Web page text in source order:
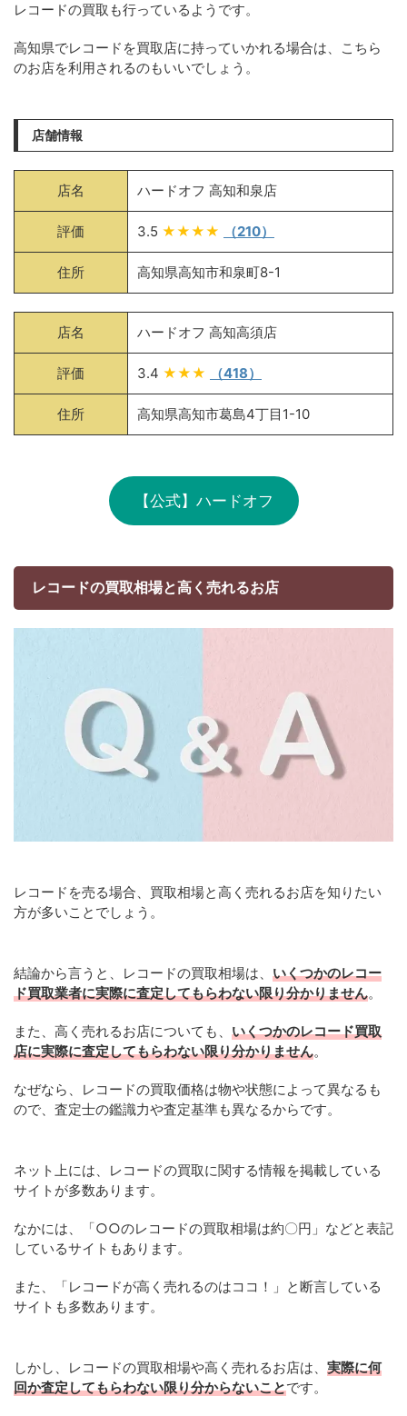
レコードの買取も行っているようです。
高知県でレコードを買取店に持っていかれる場合は、こちら
のお店を利用されるのもいいでしょう。
店舗情報
店名 ハードオフ 高知和泉店
評価 3.5 ★★★★ （210）
住所 高知県高知市和泉町8-1
店名 ハードオフ 高知高須店
評価 3.4 ★★★ （418）
住所 高知県高知市葛島4丁目1-10
【公式】ハードオフ
レコードの買取相場と高く売れるお店
レコードを売る場合、買取相場と高く売れるお店を知りたい
方が多いことでしょう。
結論から言うと、レコードの買取相場は、 いくつかのレコー
ド買取業者に実際に査定してもらわない限り分かりません。
また、高く売れるお店についても、 いくつかのレコード買取
店に実際に査定してもらわない限り分かりません。
なぜなら、レコードの買取価格は物や状態によって異なるも
ので、査定士の鑑識力や査定基準も異なるからです。
ネット上には、レコードの買取に関する情報を掲載している
サイトが多数あります。
なかには、「○○のレコードの買取相場は約〇円」などと表記
しているサイトもあります。
また、「レコードが高く売れるのはココ！」と断言している
サイトも多数あります。
しかし、レコードの買取相場や高く売れるお店は、 実際に何
回か査定してもらわない限り分からないことです。